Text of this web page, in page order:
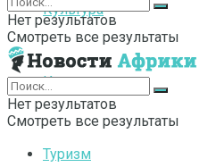
Культура
Интернет
Туризм
Нет результатов
Смотреть все результаты
Нет результатов
Смотреть все результаты